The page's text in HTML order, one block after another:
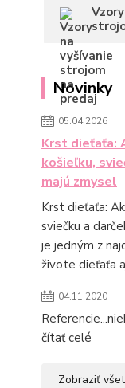
Novinky
05.04.2026
Krst dieťaťa:
košieľku,
majú zmysel
Krst dieťaťa:
sviečku a
je jedným z
živote dieťaťa
04.11.2020
čítať celé
Zobraziť